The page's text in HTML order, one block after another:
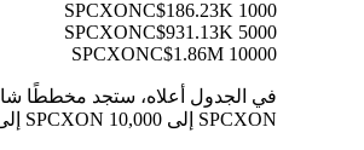
1000 SPCXON
C$186.23K
5000 SPCXON
C$931.13K
10000 SPCXON
C$1.86M
SPCXON إلى 10,000 SPCXON إلى CAD، مما يُتيح لك فهم قيمة كل تحويل بوضوح.